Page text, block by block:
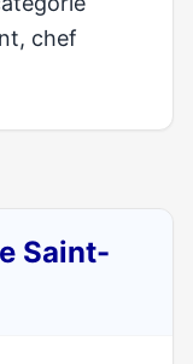
chef
Saint-